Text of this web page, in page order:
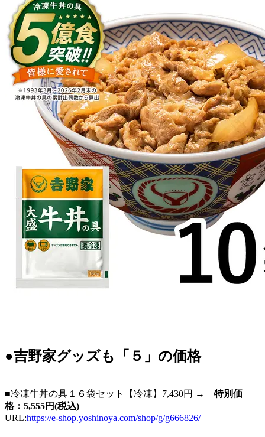
●吉野家グッズも「５」の価格
■冷凍牛丼の具１６袋セット【冷凍】7,430円 → 特別価
格：5,555円(税込)
URL:https://e-shop.yoshinoya.com/shop/g/g666826/